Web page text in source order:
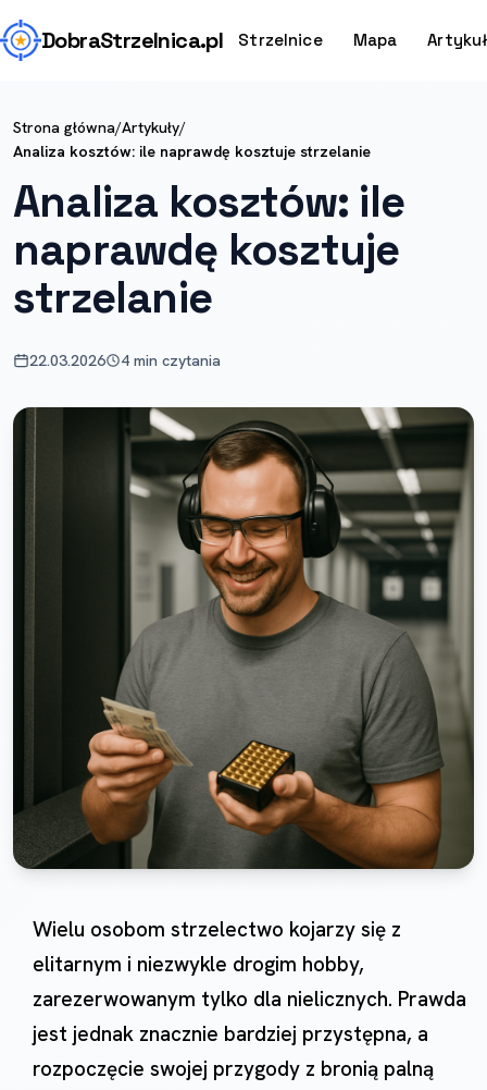
DobraStrzelnica.pl Strzelnice Mapa
Strona główna/Artykuły/
Analiza kosztów: ile naprawdę kosztuje strzelanie
Analiza kosztów: ile
naprawdę kosztuje
strzelanie
22.03.2026 4 min czytania
Wielu osobom strzelectwo kojarzy się z
elitarnym i niezwykle drogim hobby,
zarezerwowanym tylko dla nielicznych. Prawda
jest jednak znacznie bardziej przystępna, a
rozpoczęcie swojej przygody z bronią palną